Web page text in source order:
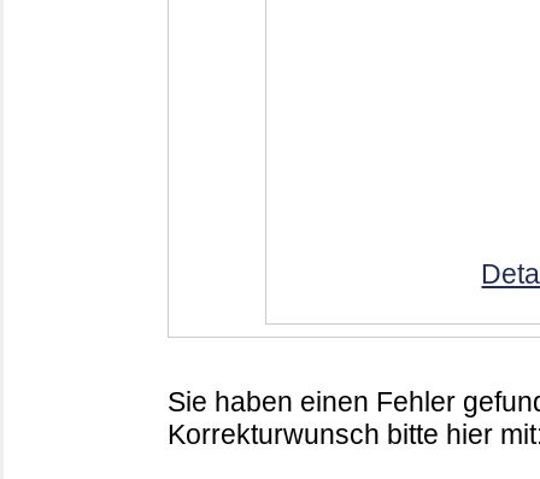
Sie haben einen Fehler
Korrekturwunsch bitte hier